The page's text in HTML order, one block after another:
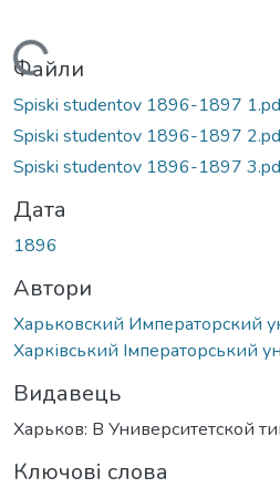
Вантажиться...
Файли
Spiski studentov 1896-1897
Spiski studentov 1896-1897
Spiski studentov 1896-1897
Дата
1896
Автори
Харьковский Императорский
Харківський Імператорський
Видавець
Харьков: В Университетской
Ключові слова